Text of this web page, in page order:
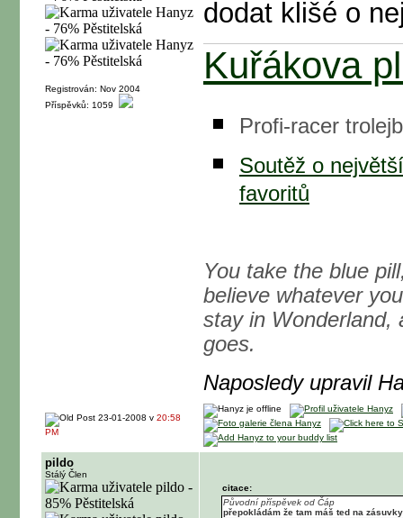
Registrován: Nov 2004
Příspěvků: 1059
dodat klišé o
Kuřákova
Profi-racer
Soutěž o
favoritů
You take the blue
believe whatever
stay in Wonderland,
goes.
Naposledy upravil
23-01-2008 v 20:58
PM
pildo
Stálý Člen
citace:
Původní příspěvek od Čáp
přepokládám že tam máš ted na